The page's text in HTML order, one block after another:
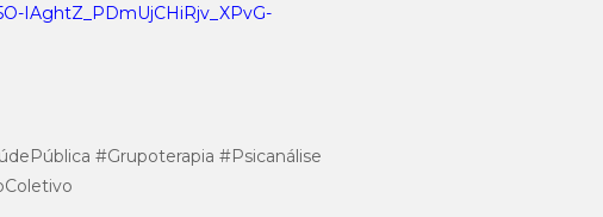
IAghtZ_PDmUjCHiRjv_XPvG-
#Grupoterapia #Psicanálise